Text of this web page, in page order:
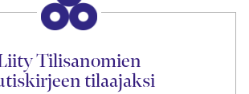
Tilisanomien
tilaajaksi